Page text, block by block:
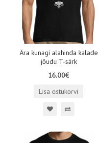
Ära kunagi alahinda kalade
jõudu T-särk
16.00€
Lisa ostukorvi